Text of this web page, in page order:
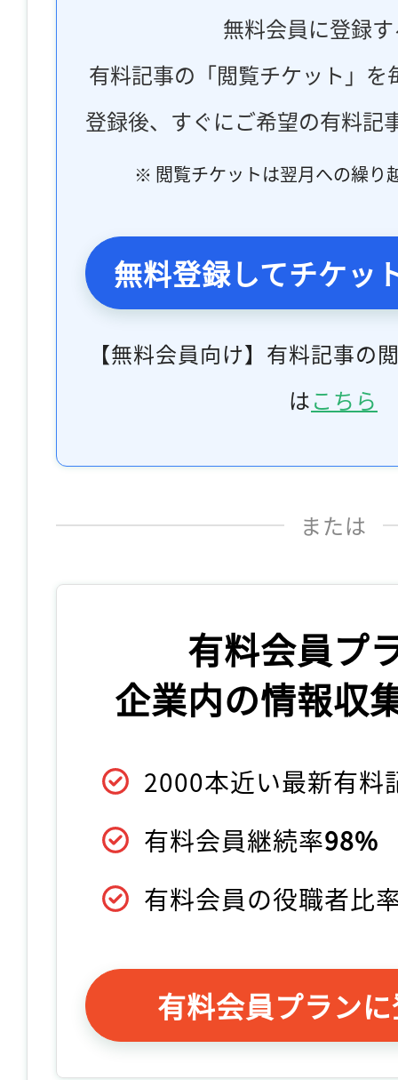
無料会員に登録
有料記事の「閲覧チケット」
登録後、すぐにご希望の有料記
※ 閲覧チケットは翌月への繰り
無料登録してチケッ
【無料会員向け】有料記事の
はこちら
または
有料会員プ
企業内の情報収
2000本近い最新有料
有料会員継続率98%
有料会員の役職者比
有料会員プラン